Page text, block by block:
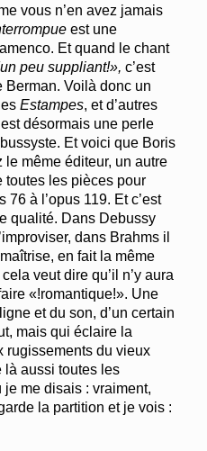
vous n’en avez jamais
est une
Et quand le chant
peu suppliant!», c’est
Berman. Voilà donc un
Estampes, et d’autres
désormais une perle
Et voici que Boris
le même éditeur, un autre
toutes les pièces pour
76 à l’opus 119. Et c’est
qualité. Dans Debussy
dans Brahms il
en fait la même
veut dire qu’il n’y aura
«!romantique!». Une
et du son, d’un certain
mais qui éclaire la
rugissements du vieux
là aussi toutes les
me disais : vraiment,
la partition et je vois :